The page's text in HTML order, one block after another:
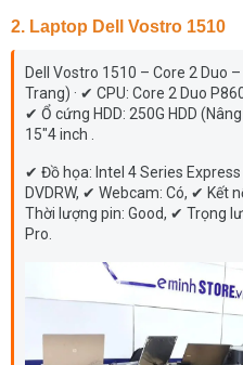
2. Laptop Dell Vostro 1510
Dell Vostro 1510 – Core 2 Duo
Trang) · ✔ CPU: Core 2 Duo
✔ Ổ cứng HDD: 250G HDD
15"4 inch .
✔ Đồ họa: Intel 4 Series
DVDRW, ✔ Webcam: Có, ✔ Kết
Thời lượng pin: Good, ✔ Trọng
Pro.